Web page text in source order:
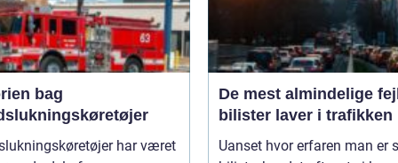
bag
har været
De mest almindelige
bilister laver i trafikken
Uanset hvor erfaren man er